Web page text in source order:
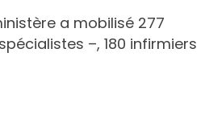
a mobilisé 277
–, 180 infirmiers